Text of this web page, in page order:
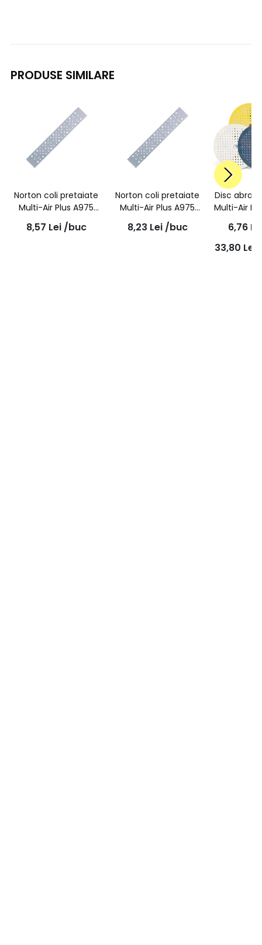
PRODUSE SIMILARE
Norton coli pretaiate
Multi-Air Plus A975
P80 70 x 420mm
8,57 Lei /buc
Norton coli pretaiate
Multi-Air Plus A975
P150 70 x 420mm
8,23 Lei /buc
Disc
Multi-Air
6,76
33,80 Lei